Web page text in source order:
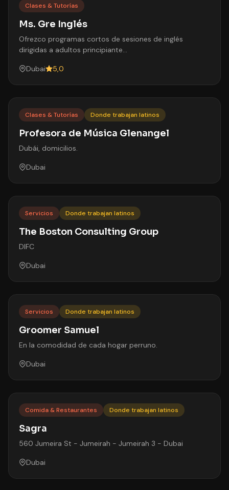
Clases & Tutorías
Ms. Gre Inglés
Ofrezco programas cortos de sesiones de inglés
dirigidas a adultos principiante…
Dubai 5,0
Clases & Tutorías Donde trabajan latinos
Profesora de Música Glenangel
Dubái, domicilios.
Dubai
Servicios Donde trabajan latinos
The Boston Consulting Group
DIFC
Dubai
Servicios Donde trabajan latinos
Groomer Samuel
En la comodidad de cada hogar perruno.
Dubai
Comida & Restaurantes Donde trabajan latinos
Sagra
560 Jumeira St - Jumeirah - Jumeirah 3 - Dubai
Dubai